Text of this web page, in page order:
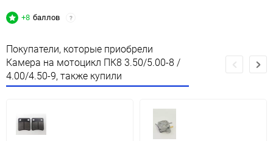
+8 баллов ?
Покупатели, которые приобрели
Камера на мотоцикл ПК8 3.50/5.00-8 /
4.00/4.50-9, также купили